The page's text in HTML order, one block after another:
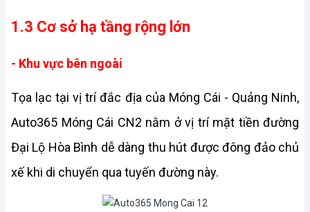
1.3 Cơ sở hạ tầng rộng lớn
- Khu vực bên ngoài
Tọa lạc tại vị trí đắc địa của Móng Cái - Quảng Ninh,
Auto365 Móng Cái CN2 nằm ở vị trí mặt tiền đường
Đại Lộ Hòa Bình dễ dàng thu hút được đông đảo chủ
xế khi di chuyển qua tuyến đường này.